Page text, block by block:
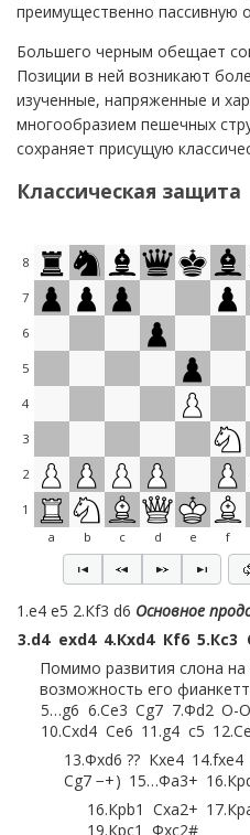
преимущественно пассивную
Большего черным обещает
Позиции в ней возникают
изученные, напряженные и
многообразием пешечных
сохраняет присущую
Классическая защита
8
7
6
5
4
3
2
1
a
b c d e f
1.e4 e5 2.Кf3 d6 Основное
3.d4 exd4 4.Кxd4 Кf6 5.Кc3
Помимо развития слона на
возможность его
5…g6 6.Сe3 Сg7 7.Фd2 O-O
10.Сxd4 Сe6 11.g4 c5 12.
13.Фxd6 ?? Кxe4 14.fxe4
Сg7 −+
15…Фa3+ 16.
16.Крb1 Сxa2+ 17.
19.Крc1 Фxc2#